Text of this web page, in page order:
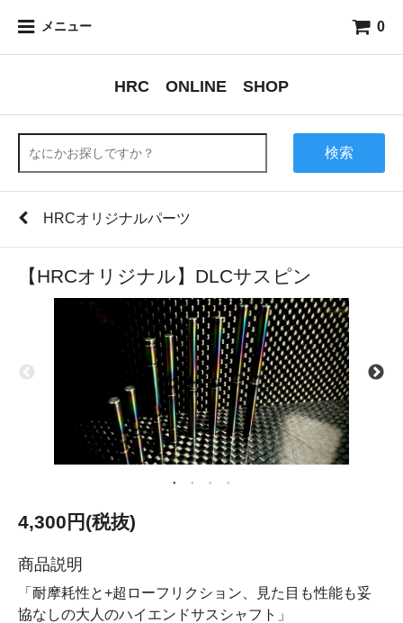
メニュー 0
HRC ONLINE SHOP
検索
HRCオリジナルパーツ
【HRCオリジナル】DLCサスピン
4,300円(税抜)
商品説明
「耐摩耗性と+超ローフリクション、見た目も性能も妥
協なしの大人のハイエンドサスシャフト」